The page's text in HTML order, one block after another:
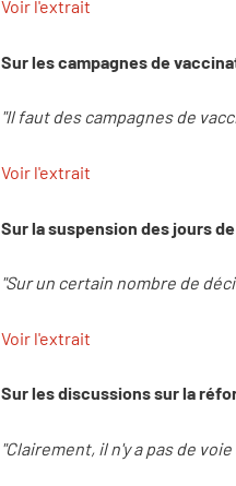
Voir l'extrait
Sur les campagnes de
"Il faut des campagnes de
Voir l'extrait
Sur la suspension des jours
"Sur un certain nombre de
Voir l'extrait
Sur les discussions sur la
"Clairement, il n'y a pas de